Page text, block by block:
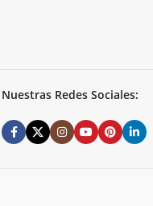
Nuestras Redes Sociales: